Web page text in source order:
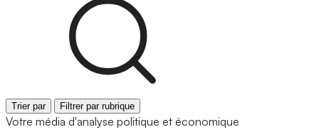
Trier par Filtrer par rubrique
Votre média d'analyse politique et économique